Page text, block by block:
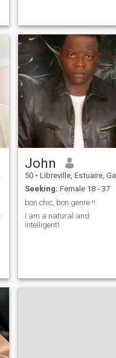
John
50 • Libreville, Estuaire, Gabon
Seeking: Female 18 - 37
bon chic, bon genre !!
I am a natural and
intelligent!